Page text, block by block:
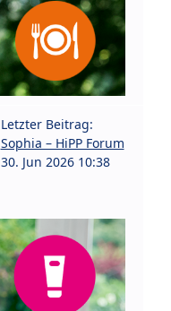
Letzter Beitrag:
Sophia – HiPP Forum
30. Jun 2026 10:38